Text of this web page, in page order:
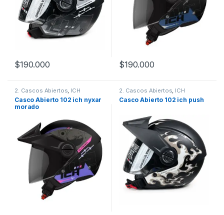
$190.000
Este producto tiene múltiples variantes. Las opciones se
$190.000
Este producto tiene múltiples
2. Cascos Abiertos, ICH
Casco Abierto 102 ich nyxar
morado
2. Cascos Abiertos, ICH
Casco Abierto 102 ich push